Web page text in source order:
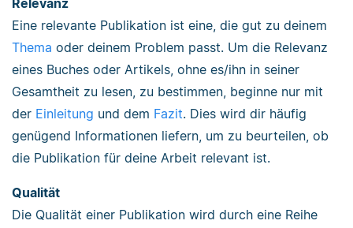
Relevanz
Eine relevante Publikation ist eine, die gut zu deinem
Thema oder deinem Problem passt. Um die Relevanz
eines Buches oder Artikels, ohne es/ihn in seiner
Gesamtheit zu lesen, zu bestimmen, beginne nur mit
der Einleitung und dem Fazit. Dies wird dir häufig
genügend Informationen liefern, um zu beurteilen, ob
die Publikation für deine Arbeit relevant ist.
Qualität
Die Qualität einer Publikation wird durch eine Reihe